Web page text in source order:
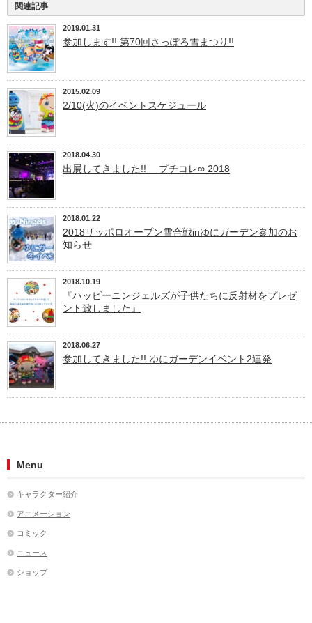
関連記事
2019.01.31
参加します!! 第70回さっぽろ雪まつり!!
2015.02.09
2/10(火)のイベントスケジュール
2018.04.30
出展してきました!! プチコレ∞ 2018
2018.01.22
2018サッポロオープン雪合戦inゆにガーデン参加のお
知らせ
2018.10.19
『ハッピーニンジェルズが子供たちに反射材をプレゼ
ント致しました』
2018.06.27
参加してきました!! ゆにガーデンイベント2連発
Menu
キャラクター紹介
アニメーション
コミック
ニュース
ショップ